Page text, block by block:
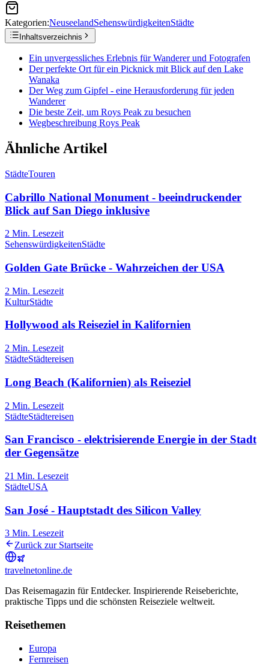
Kategorien:NeuseelandSehenswürdigkeitenStädte
Inhaltsverzeichnis
Ein unvergessliches Erlebnis für Wanderer und Fotografen
Der perfekte Ort für ein Picknick mit Blick auf den Lake
Wanaka
Der Weg zum Gipfel - eine Herausforderung für jeden
Wanderer
Die beste Zeit, um Roys Peak zu besuchen
Wegbeschreibung Roys Peak
Ähnliche Artikel
StädteTouren
Cabrillo National Monument - beeindruckender
Blick auf San Diego inklusive
2 Min. Lesezeit
SehenswürdigkeitenStädte
Golden Gate Brücke - Wahrzeichen der USA
2 Min. Lesezeit
KulturStädte
Hollywood als Reiseziel in Kalifornien
2 Min. Lesezeit
StädteStädtereisen
Long Beach (Kalifornien) als Reiseziel
2 Min. Lesezeit
StädteStädtereisen
San Francisco - elektrisierende Energie in der Stadt
der Gegensätze
21 Min. Lesezeit
StädteUSA
San José - Hauptstadt des Silicon Valley
3 Min. Lesezeit
Zurück zur Startseite
travelnetonline.de
Das Reisemagazin für Entdecker. Inspirierende Reiseberichte,
praktische Tipps und die schönsten Reiseziele weltweit.
Reisethemen
Europa
Fernreisen